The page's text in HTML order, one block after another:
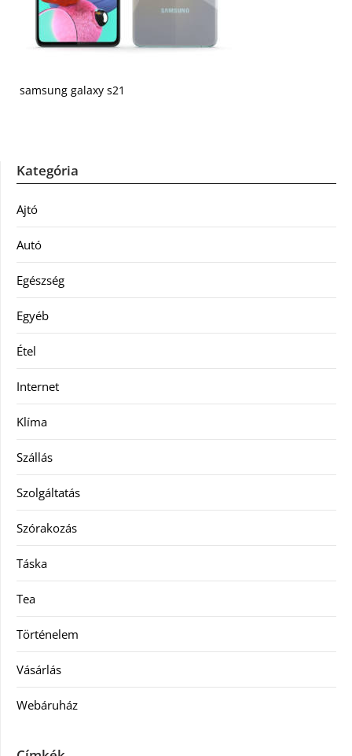
samsung galaxy s21
Kategória
Ajtó
Autó
Egészség
Egyéb
Étel
Internet
Klíma
Szállás
Szolgáltatás
Szórakozás
Táska
Tea
Történelem
Vásárlás
Webáruház